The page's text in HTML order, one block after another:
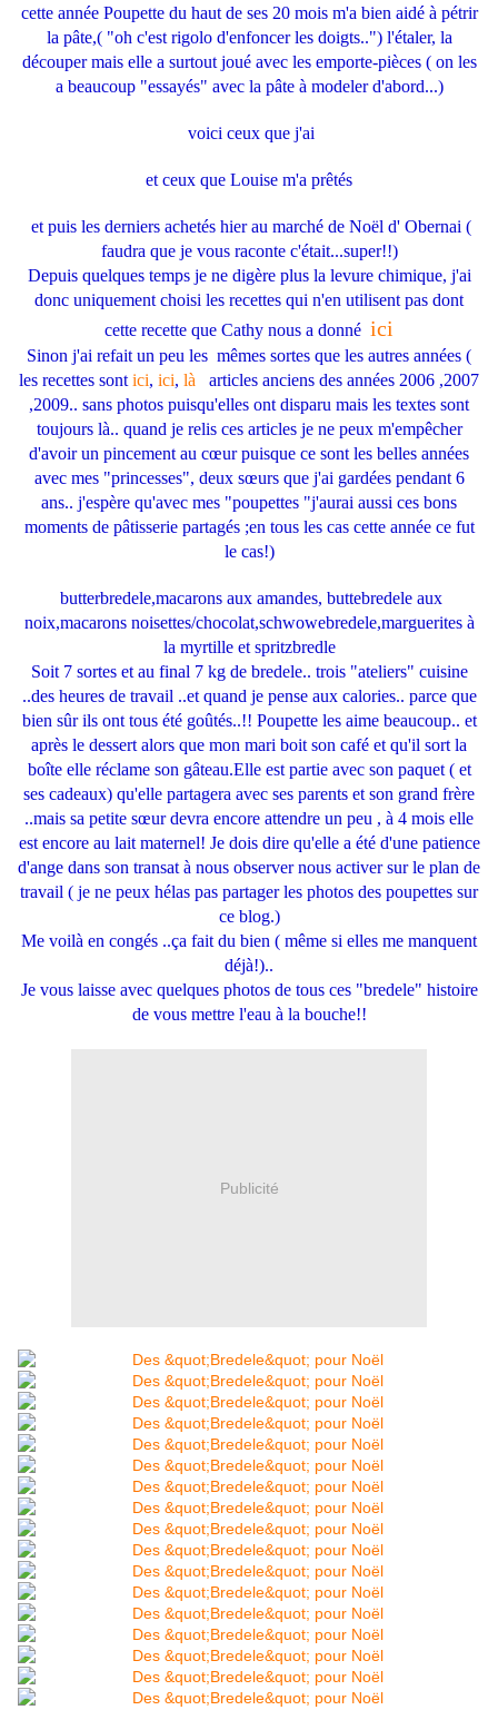
cette année Poupette du haut de ses 20 mois m'a bien aidé à pétrir
la pâte,( "oh c'est rigolo d'enfoncer les doigts..") l'étaler, la
découper mais elle a surtout joué avec les emporte-pièces ( on les
a beaucoup "essayés" avec la pâte à modeler d'abord...)
voici ceux que j'ai
et ceux que Louise m'a prêtés
et puis les derniers achetés hier au marché de Noël d' Obernai (
faudra que je vous raconte c'était...super!!)
Depuis quelques temps je ne digère plus la levure chimique, j'ai
donc uniquement choisi les recettes qui n'en utilisent pas dont
cette recette que Cathy nous a donné ici
Sinon j'ai refait un peu les mêmes sortes que les autres années (
les recettes sont ici, ici, là articles anciens des années 2006 ,2007
,2009.. sans photos puisqu'elles ont disparu mais les textes sont
toujours là.. quand je relis ces articles je ne peux m'empêcher
d'avoir un pincement au cœur puisque ce sont les belles années
avec mes "princesses", deux sœurs que j'ai gardées pendant 6
ans.. j'espère qu'avec mes "poupettes "j'aurai aussi ces bons
moments de pâtisserie partagés ;en tous les cas cette année ce fut
le cas!)
butterbredele,macarons aux amandes, buttebredele aux
noix,macarons noisettes/chocolat,schwowebredele,marguerites à
la myrtille et spritzbredle
Soit 7 sortes et au final 7 kg de bredele.. trois "ateliers" cuisine
..des heures de travail ..et quand je pense aux calories.. parce que
bien sûr ils ont tous été goûtés..!! Poupette les aime beaucoup.. et
après le dessert alors que mon mari boit son café et qu'il sort la
boîte elle réclame son gâteau.Elle est partie avec son paquet ( et
ses cadeaux) qu'elle partagera avec ses parents et son grand frère
..mais sa petite sœur devra encore attendre un peu , à 4 mois elle
est encore au lait maternel! Je dois dire qu'elle a été d'une patience
d'ange dans son transat à nous observer nous activer sur le plan de
travail ( je ne peux hélas pas partager les photos des poupettes sur
ce blog.)
Me voilà en congés ..ça fait du bien ( même si elles me manquent
déjà!)..
Je vous laisse avec quelques photos de tous ces "bredele" histoire
de vous mettre l'eau à la bouche!!
Publicité